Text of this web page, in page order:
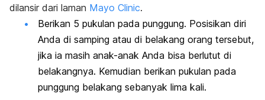
dilansir dari laman Mayo Clinic.
Berikan 5 pukulan pada punggung. Posisikan diri
Anda di samping atau di belakang orang tersebut,
jika ia masih anak-anak Anda bisa berlutut di
belakangnya. Kemudian berikan pukulan pada
punggung belakang sebanyak lima kali.